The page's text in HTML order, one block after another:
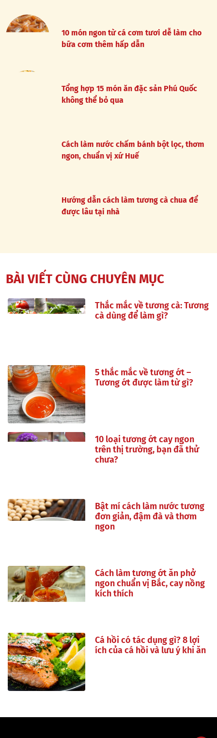
10 món ngon từ cá cơm tươi dễ làm cho
bữa cơm thêm hấp dẫn
Tổng hợp 15 món ăn đặc sản Phú Quốc
không thể bỏ qua
Cách làm nước chấm bánh bột lọc, thơm
ngon, chuẩn vị xứ Huế
Hướng dẫn cách làm tương cà chua để
được lâu tại nhà
BÀI VIẾT CÙNG CHUYÊN MỤC
Thắc mắc về tương cà: Tương
cà dùng để làm gì?
5 thắc mắc về tương ớt –
Tương ớt được làm từ gì?
10 loại tương ớt cay ngon
trên thị trường, bạn đã thử
chưa?
Bật mí cách làm nước tương
đơn giản, đậm đà và thơm
ngon
Cách làm tương ớt ăn phở
ngon chuẩn vị Bắc, cay nồng
kích thích
Cá hồi có tác dụng gì? 8 lợi
ích của cá hồi và lưu ý khi ăn